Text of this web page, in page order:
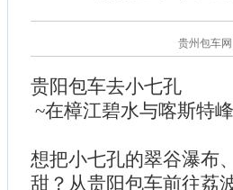
贵州包车网
贵阳包车去小七孔
~在樟江碧水与喀斯特
想把小七孔的翠谷瀑布
甜？从贵阳包车前往荔